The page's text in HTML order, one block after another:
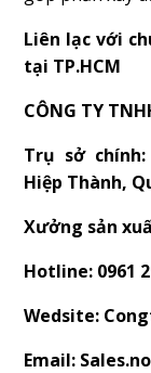
Liên lạc với
tại TP.HCM
CÔNG TY
Trụ sở
Hiệp Thành,
Xưởng sản
Hotline: 0961
Wedsite:
Email: